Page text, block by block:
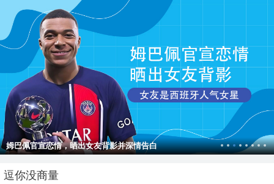
姆巴佩官宣恋情，晒出女友背影并深情告白
逗你没商量